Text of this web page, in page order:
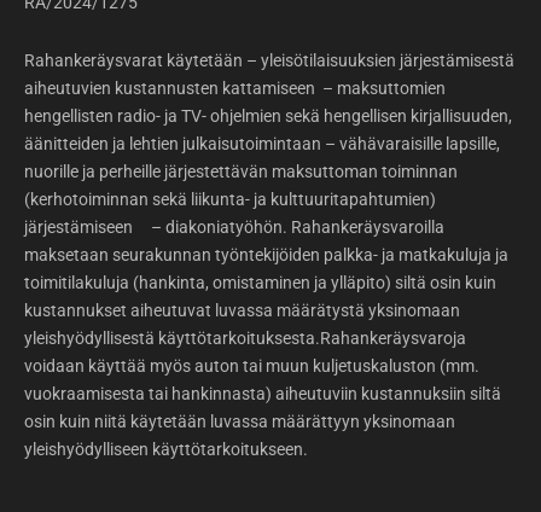
Rahankeräysvarat käytetään – yleisötilaisuuksien järjestämisestä
aiheutuvien kustannusten kattamiseen – maksuttomien
hengellisten radio- ja TV- ohjelmien sekä hengellisen kirjallisuuden,
äänitteiden ja lehtien julkaisutoimintaan – vähävaraisille lapsille,
nuorille ja perheille järjestettävän maksuttoman toiminnan
(kerhotoiminnan sekä liikunta- ja kulttuuritapahtumien)
järjestämiseen – diakoniatyöhön. Rahankeräysvaroilla
maksetaan seurakunnan työntekijöiden palkka- ja matkakuluja ja
toimitilakuluja (hankinta, omistaminen ja ylläpito) siltä osin kuin
kustannukset aiheutuvat luvassa määrätystä yksinomaan
yleishyödyllisestä käyttötarkoituksesta.Rahankeräysvaroja
voidaan käyttää myös auton tai muun kuljetuskaluston (mm.
vuokraamisesta tai hankinnasta) aiheutuviin kustannuksiin siltä
osin kuin niitä käytetään luvassa määrättyyn yksinomaan
yleishyödylliseen käyttötarkoitukseen.